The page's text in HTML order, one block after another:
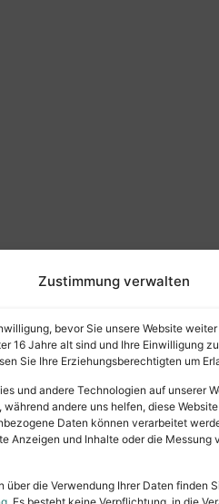
Zustimmung verwalten
bevor Sie unsere Website
16 Jahre alt sind und Ihre Einwilligung
Sie Ihre Erziehungsberechtigten um
und andere Technologien auf unserer
andere uns helfen, diese
Daten können verarbeitet
Anzeigen und Inhalte oder die Messung
über die Verwendung Ihrer Daten finden